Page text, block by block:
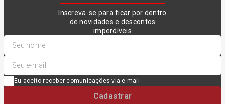
Inscreva-se para ficar por dentro
de novidades e descontos
imperdíveis
Eu aceito receber comunicações via e-mail
Cadastrar